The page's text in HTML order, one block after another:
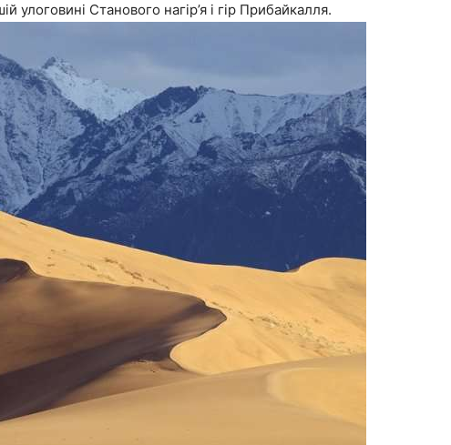
улоговині Станового нагір’я і гір Прибайкалля.